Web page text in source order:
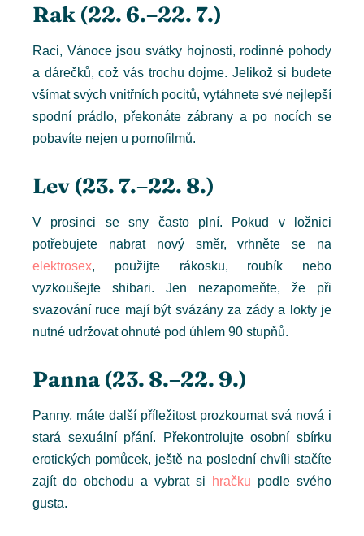
Rak (22. 6.–22. 7.)
Raci, Vánoce jsou svátky hojnosti, rodinné pohody
a dárečků, což vás trochu dojme. Jelikož si budete
všímat svých vnitřních pocitů, vytáhnete své nejlepší
spodní prádlo, překonáte zábrany a po nocích se
pobavíte nejen u pornofilmů.
Lev (23. 7.–22. 8.)
V prosinci se sny často plní. Pokud v ložnici
potřebujete nabrat nový směr, vrhněte se na
elektrosex, použijte rákosku, roubík nebo
vyzkoušejte shibari. Jen nezapomeňte, že při
svazování ruce mají být svázány za zády a lokty je
nutné udržovat ohnuté pod úhlem 90 stupňů.
Panna (23. 8.–22. 9.)
Panny, máte další příležitost prozkoumat svá nová i
stará sexuální přání. Překontrolujte osobní sbírku
erotických pomůcek, ještě na poslední chvíli stačíte
zajít do obchodu a vybrat si
hračku podle svého
gusta.